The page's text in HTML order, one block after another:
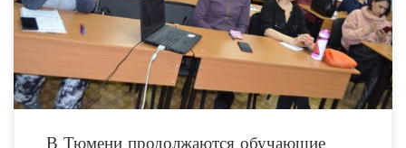
вождения». Данная инициатива реализуется
В Тюмени продолжаются обучающие